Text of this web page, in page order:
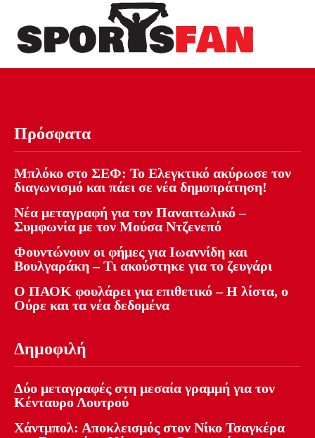
Πρόσφατα
Μπλόκο στο ΣΕΦ: Το Ελεγκτικό ακύρωσε τον
διαγωνισμό και πάει σε νέα δημοπράτηση!
Νέα μεταγραφή για τον Παναιτωλικό –
Συμφωνία με τον Μούσα Ντζενεπό
Φουντώνουν οι φήμες για Ιωαννίδη και
Βουλγαράκη – Τι ακούστηκε για το ζευγάρι
Ο ΠΑΟΚ φουλάρει για επιθετικό – Η λίστα, ο
Ούρε και τα νέα δεδομένα
Δημοφιλή
Δύο μεταγραφές στη μεσαία γραμμή για τον
Κένταυρο Λουτρού
Χάντμπολ: Αποκλεισμός στον Νίκο Τσαγκέρα